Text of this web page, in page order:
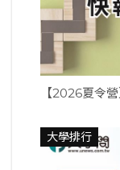
【2026夏令
大學排行